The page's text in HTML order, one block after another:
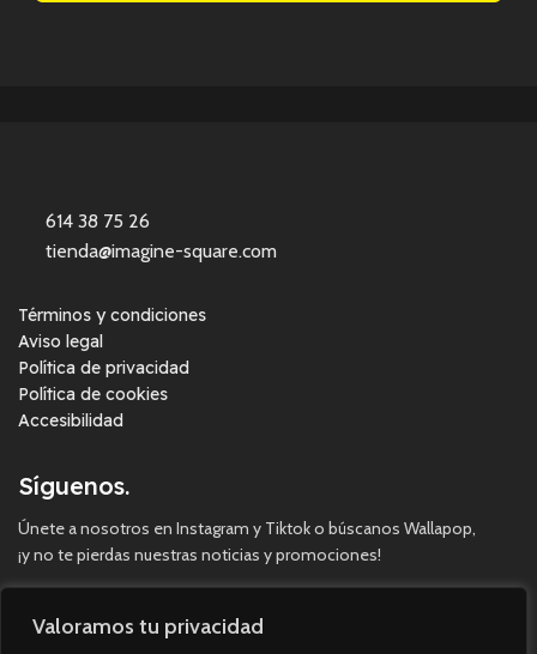
Valoramos tu privacidad
614 38 75 26
tienda@imagine-square.com
Términos y condiciones
Aviso legal
Política de privacidad
Política de cookies
Accesibilidad
Síguenos.
Únete a nosotros en Instagram y Tiktok o búscanos Wallapop,
¡y no te pierdas nuestras noticias y promociones!